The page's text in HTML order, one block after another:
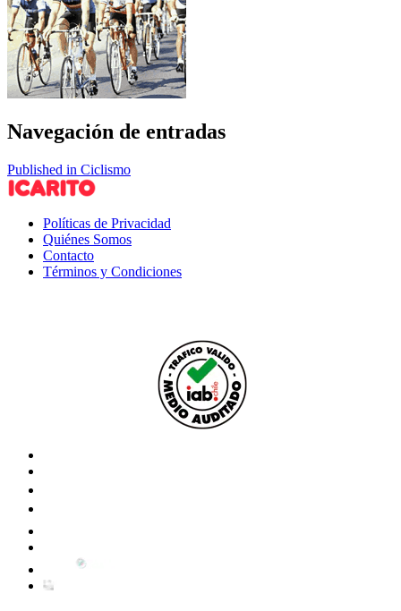
Navegación de entradas
Published in Ciclismo
Políticas de Privacidad
Quiénes Somos
Contacto
Términos y Condiciones